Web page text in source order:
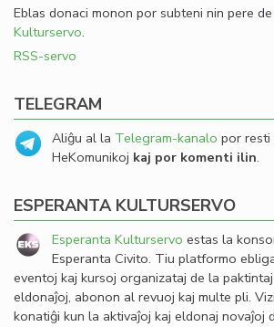
Eblas donaci monon por subteni nin pere de
Kulturservo.
RSS-servo
TELEGRAM
Aliĝu al la Telegram-kanalo por resti
HeKomunikoj kaj por komenti ilin.
ESPERANTA KULTURSERVO
Esperanta Kulturservo estas la
Esperanta Civito. Tiu platformo
eventoj kaj kursoj organizataj de la
eldonaĵoj, abonon al revuoj kaj multe pli.
konatiĝi kun la aktivaĵoj kaj eldonaj novaĵoj